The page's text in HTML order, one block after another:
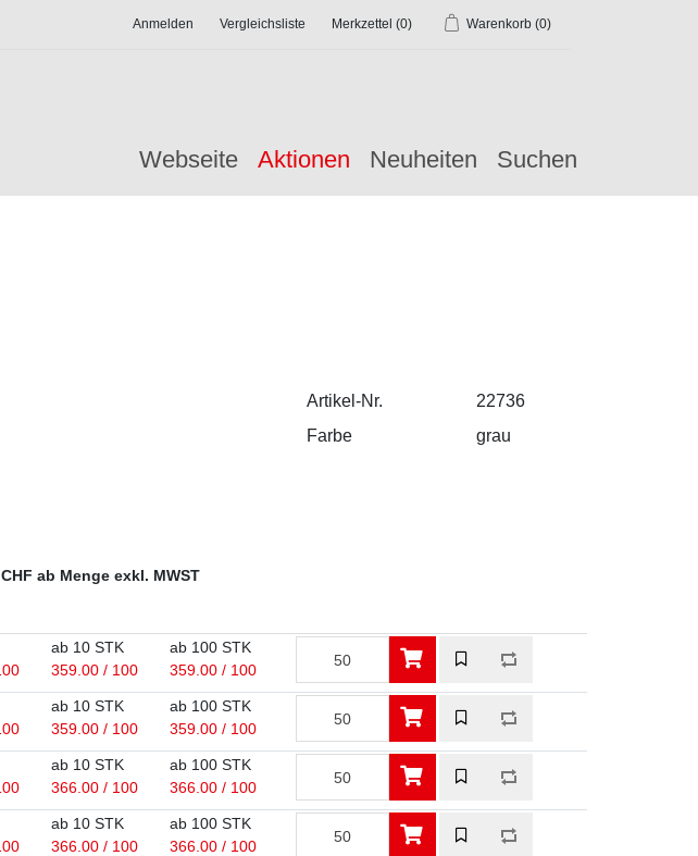
Anmelden Vergleichsliste Merkzettel (0) Warenkorb (0)
Webseite Aktionen Neuheiten Suchen
Artikel-Nr.
22736
Farbe
grau
ab Menge exkl. MWST
ab 10 STK
359.00 / 100
ab 100 STK
359.00 / 100
ab 10 STK
359.00 / 100
ab 100 STK
359.00 / 100
ab 10 STK
366.00 / 100
ab 100 STK
366.00 / 100
ab 10 STK
366.00 / 100
ab 100 STK
366.00 / 100